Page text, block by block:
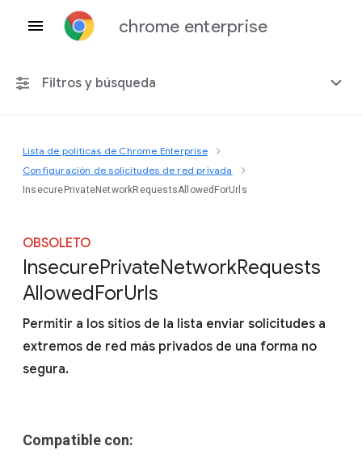
chrome enterprise
Filtros y búsqueda
Cualquier plataforma
Chrome 151
Incluir políticas obsoletas
Lista de políticas de Chrome Enterprise
Configuración de solicitudes de red privada
InsecurePrivateNetworkRequestsAllowedForUrls
OBSOLETO
InsecurePrivateNetworkRequests
AllowedForUrls
Permitir a los sitios de la lista enviar solicitudes a
extremos de red más privados de una forma no
segura.
Compatible con: